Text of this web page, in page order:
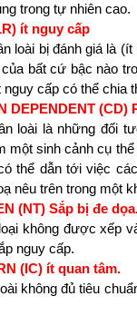
trong tự nhiên cao.
ít nguy cấp
loài bị đánh giá là
bất cứ bậc nào
cấp có thể chia
DEPENDENT
loài là những đối
một sinh cảnh cụ
thể dẫn tới việc
nêu trên trong một
(NT) Sắp bị đe
không được xếp
nguy cấp.
(IC) ít quan tâm.
không đủ tiêu